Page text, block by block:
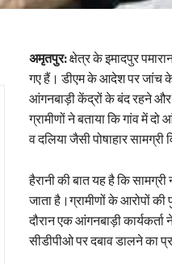
अमृतपुर:क्षेत्र के इमादपुर
गए हैं। डीएम के आदेश पर जांच के
आंगनबाड़ी केंद्रों के बंद रहने और
ग्रामीणों ने बताया कि गांव में
व दलिया जैसी पोषाहार सामग्री
हैरानी की बात यह है कि
जाता है।ग्रामीणों के आरोपों
दौरान एक आंगनबाड़ी
सीडीपीओ पर दबाव डालने का